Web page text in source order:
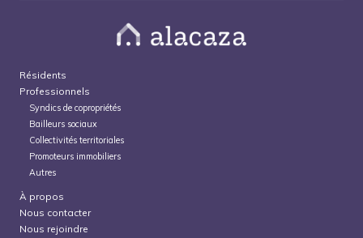
Résidents
Professionnels
Syndics de copropriétés
Bailleurs sociaux
Collectivités territoriales
Promoteurs immobiliers
Autres
À propos
Nous contacter
Nous rejoindre